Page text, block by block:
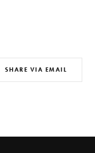
SHARE VIA EMAIL